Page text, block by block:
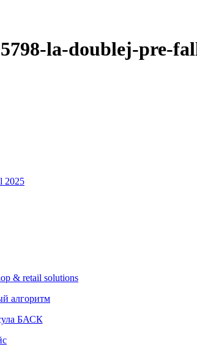
la-doublej-pre-
2025
& retail solutions
алгоритм
БАСК